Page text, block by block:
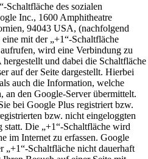
Schaltfläche des sozialen
Inc., 1600 Amphitheatre
94043 USA, (nachfolgend
mit der „+1“-Schaltfläche
wird eine Verbindung zu
und dabei die Schaltfläche
auf der Seite dargestellt. Hierbei
auch die Information, welche
an den Google-Server übermittelt.
bei Google Plus registriert bzw.
bzw. nicht eingeloggten
Die „+1“-Schaltfläche wird
im Internet zu erfassen. Google
Schaltfläche nicht dauerhaft